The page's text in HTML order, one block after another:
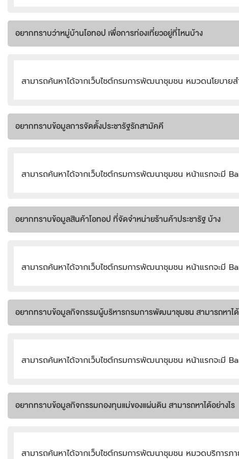
อยากทราบว่าหมู่บ้านโอทอป เพื่อการท่องเที่ยวอยู่ที่ไหนบ้าง
สามารถค้นหาได้จากเว็บไซต์กรมการพัฒนาชุมชน หมวดนโยบา
อยากทราบข้อมูลการจัดตั้งประชารัฐรักสามัคคี
สามารถค้นหาได้จากเว็บไซต์กรมการพัฒนาชุมชน หน้าแรกจะมี
อยากทราบข้อมูลสินค้าโอทอป ที่จัดจำหน่ายร้านค้าประชารัฐ บ้าง
สามารถค้นหาได้จากเว็บไซต์กรมการพัฒนาชุมชน หน้าแรกจะมี
อยากทราบข้อมูลกิจกรรมผู้บริหารกรมการพัฒนาชุมชน สามารถหาได้
สามารถค้นหาได้จากเว็บไซต์กรมการพัฒนาชุมชน หน้าแรกจะมี
อยากทราบข้อมูลกิจกรรมกองทุนแม่ของแผ่นดิน สามารถหาได้อย่างไร
สามารถค้นหาได้จากเว็บไซต์กรมการพัฒนาชุมชน หมวดบริการ